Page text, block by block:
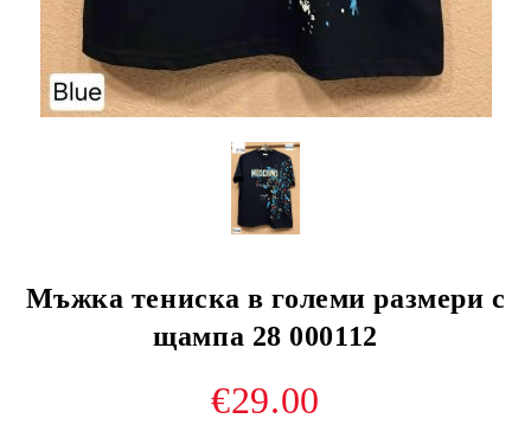
Мъжка тениска в големи размери с
щампа 28 000112
€29.00